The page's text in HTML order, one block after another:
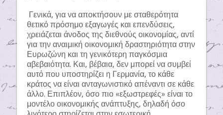
Γενικά, για να αποκτήσουν με σταθερότητα
θετικό πρόσημο εξαγωγές και επενδύσεις,
χρειάζεται άνοδος της διεθνούς οικονομίας, αντί
για την αναιμική οικονομική δραστηριότητα στην
Ευρωζώνη και τη γενικότερη παγκόσμια
αβεβαιότητα. Και, βέβαια, δεν μπορεί να συμβεί
αυτό που υποστηρίζει η Γερμανία, το κάθε
κράτος να είναι ανταγωνιστικό απέναντι σε κάθε
άλλο. Επιπλέον, όσο πιο «εξωστρεφές» είναι το
μοντέλο οικονομικής ανάπτυξης, δηλαδή όσο